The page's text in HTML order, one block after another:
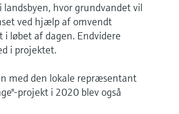
hvor grundvandet vil
ved hjælp af omvendt
i løbet af dagen. Endvidere
i projektet.
med den lokale repræsentant
projekt i 2020 blev også